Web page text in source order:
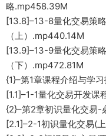
略.mp458.39M
[13.8]–13-8量化交易策
（上）.mp440.14M
[13.9]–13-9量化交易策
（下）.mp472.81M
{1}–第1章课程介绍与学
[1.1]–1-1量化交易开发
{2}–第2章初识量化交易-
[2.1]–2-1初识量化交易(